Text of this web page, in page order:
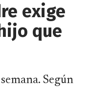
exige
que
Según